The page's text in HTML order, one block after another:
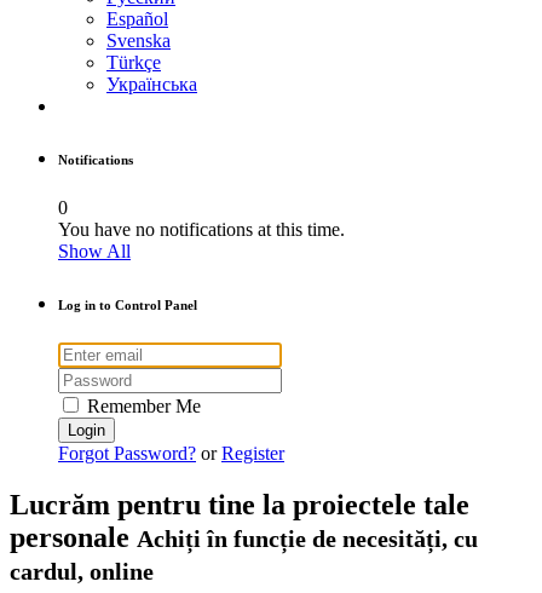
Español
Svenska
Türkçe
Українська
Notifications
0
You have no notifications at this time.
Show All
Log in to Control Panel
Remember Me
Forgot Password? orRegister
Lucrăm pentru tine la proiectele tale
personale Achiți în funcție de necesități, cu
cardul, online